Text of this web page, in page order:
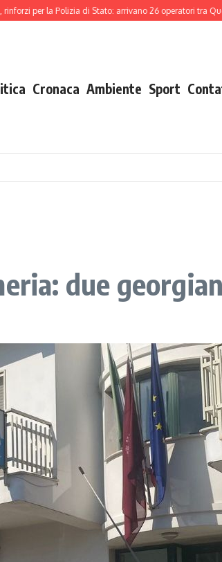
la Polizia di Stato: arrivano 26 operatori tra Questura
Cronaca Ambiente Sport
due